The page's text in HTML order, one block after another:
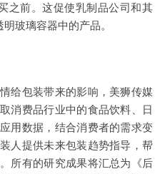
之前。这促使乳制品公司和其
玻璃容器中的产品。
给包装带来的影响，美狮传媒
消费品行业中的食品饮料、日
用数据，结合消费者的需求变
人提供未来包装趋势指导，帮
所有的研究成果将汇总为《后